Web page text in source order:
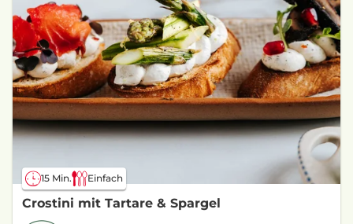
15 Min. Einfach
Crostini mit Tartare & Spargel